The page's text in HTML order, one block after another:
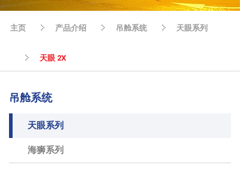
主页 产品介绍 吊舱系统 天眼系列
天眼 2X
吊舱系统
天眼系列
海狮系列